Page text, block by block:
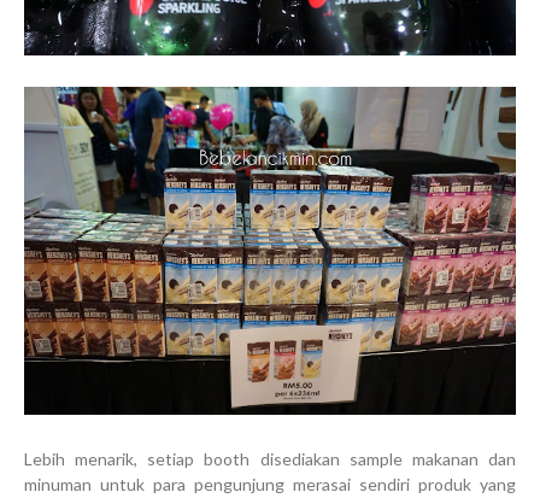
Lebih menarik, setiap booth disediakan sample makanan dan
minuman untuk para pengunjung merasai sendiri produk yang